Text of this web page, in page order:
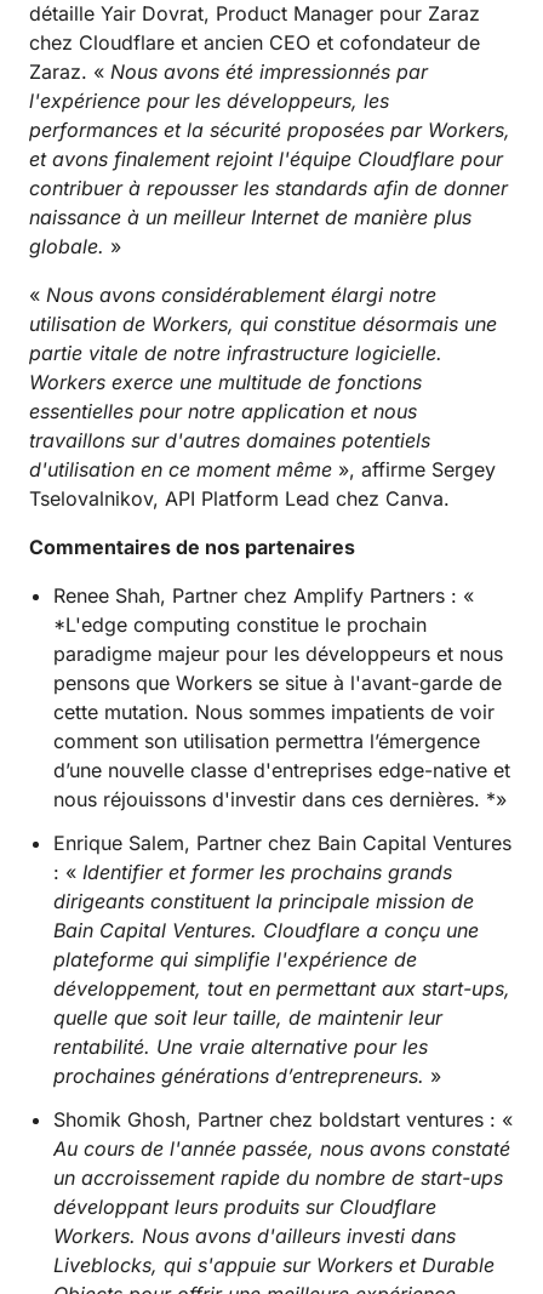
détaille Yair Dovrat, Product Manager pour Zaraz
chez Cloudflare et ancien CEO et cofondateur de
Zaraz. « Nous avons été impressionnés par
l'expérience pour les développeurs, les
performances et la sécurité proposées par Workers,
et avons finalement rejoint l'équipe Cloudflare pour
contribuer à repousser les standards afin de donner
naissance à un meilleur Internet de manière plus
globale. »
« Nous avons considérablement élargi notre
utilisation de Workers, qui constitue désormais une
partie vitale de notre infrastructure logicielle.
Workers exerce une multitude de fonctions
essentielles pour notre application et nous
travaillons sur d'autres domaines potentiels
d'utilisation en ce moment même », affirme Sergey
Tselovalnikov, API Platform Lead chez Canva.
Commentaires de nos partenaires
Renee Shah, Partner chez Amplify Partners : «
*L'edge computing constitue le prochain
paradigme majeur pour les développeurs et nous
pensons que Workers se situe à l'avant-garde de
cette mutation. Nous sommes impatients de voir
comment son utilisation permettra l’émergence
d’une nouvelle classe d'entreprises edge-native et
nous réjouissons d'investir dans ces dernières. *»
Enrique Salem, Partner chez Bain Capital Ventures
: « Identifier et former les prochains grands
dirigeants constituent la principale mission de
Bain Capital Ventures. Cloudflare a conçu une
plateforme qui simplifie l'expérience de
développement, tout en permettant aux start-ups,
quelle que soit leur taille, de maintenir leur
rentabilité. Une vraie alternative pour les
prochaines générations d’entrepreneurs. »
Shomik Ghosh, Partner chez boldstart ventures : «
Au cours de l'année passée, nous avons constaté
un accroissement rapide du nombre de start-ups
développant leurs produits sur Cloudflare
Workers. Nous avons d'ailleurs investi dans
Liveblocks, qui s'appuie sur Workers et Durable